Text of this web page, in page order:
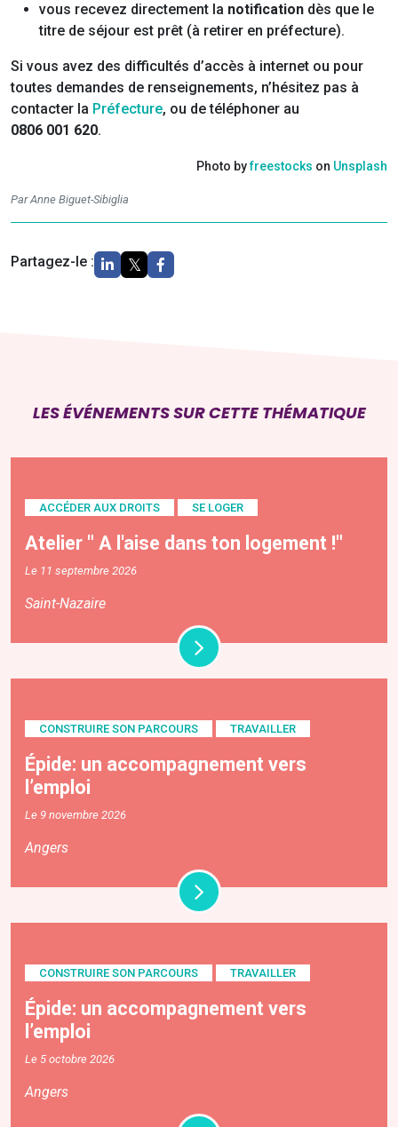
vous recevez directement la notification dès que le
titre de séjour est prêt (à retirer en préfecture).
Si vous avez des difficultés d’accès à internet ou pour
toutes demandes de renseignements, n’hésitez pas à
contacter la Préfecture, ou de téléphoner au
0806 001 620.
Photo byfreestocks on Unsplash
Par Anne Biguet-Sibiglia
Partagez-le :
LES ÉVÉNEMENTS SUR CETTE THÉMATIQUE
ACCÉDER AUX DROITS SE LOGER
Atelier " A l'aise dans ton logement !"
Le 11 septembre 2026
Saint-Nazaire
CONSTRUIRE SON PARCOURS TRAVAILLER
Épide: un accompagnement vers
l’emploi
Le 9 novembre 2026
Angers
CONSTRUIRE SON PARCOURS TRAVAILLER
Épide: un accompagnement vers
l’emploi
Le 5 octobre 2026
Angers